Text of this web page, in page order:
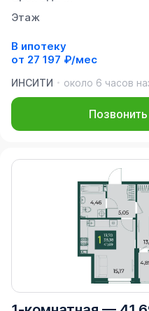
Этаж
В ипотеку
от 27 197 ₽/мес
ИНСИТИ
около 6 часов